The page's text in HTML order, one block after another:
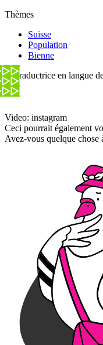
Thèmes
Suisse
Population
Bienne
La traductrice en langue
Video: instagram
Ceci pourrait également
Avez-vous quelque chose